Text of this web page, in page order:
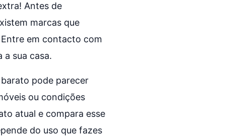
Antes de
marcas que
em contacto com
a sua casa.
pode parecer
ou condições
atual e compara esse
do uso que fazes